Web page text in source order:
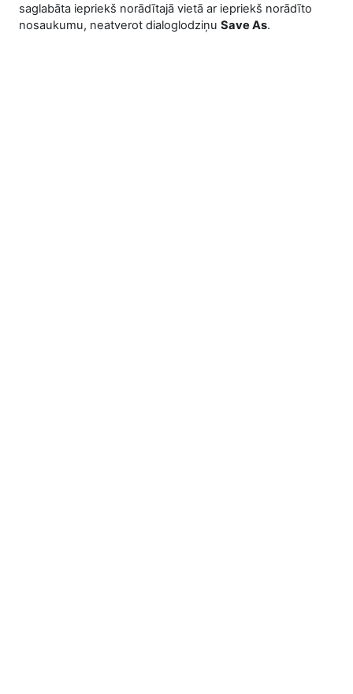
saglabāta iepriekš norādītajā vie­tā ar iepriekš norādīto
nosaukumu, neatverot dialoglodziņu Save As.